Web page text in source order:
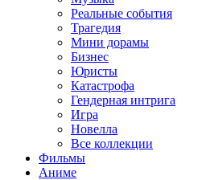
Реальные события
Трагедия
Мини дорамы
Бизнес
Юристы
Катастрофа
Гендерная интрига
Игра
Новелла
Все коллекции
Фильмы
Аниме